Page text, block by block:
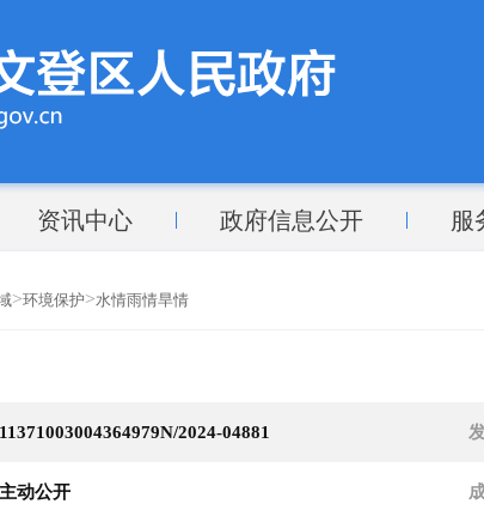
资讯中心 政府信息公开 服
>环境保护>水情雨情旱情
11371003004364979N/2024-04881
主动公开